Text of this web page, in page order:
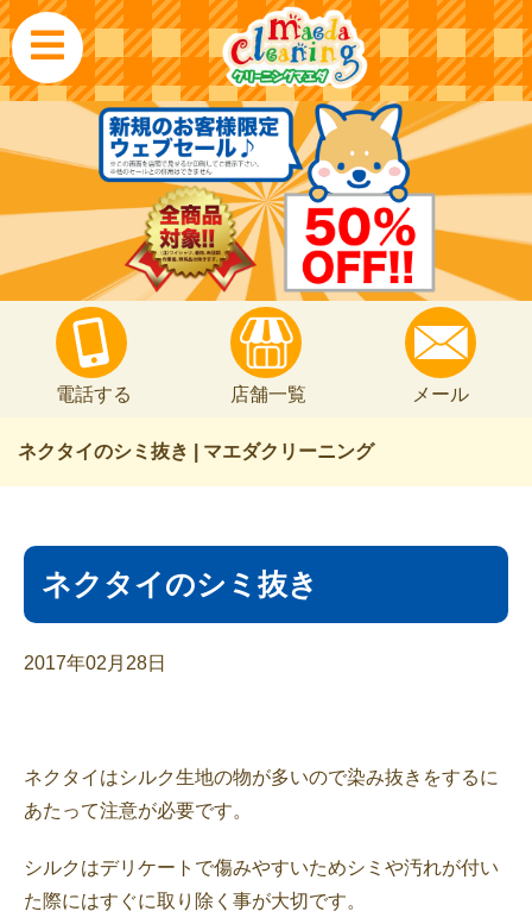
電話する 店舗一覧 メール
ネクタイのシミ抜き | マエダクリーニング
ネクタイのシミ抜き
2017年02月28日
ネクタイはシルク生地の物が多いので染み抜きをするに
あたって注意が必要です。
シルクはデリケートで傷みやすいためシミや汚れが付い
た際にはすぐに取り除く事が大切です。